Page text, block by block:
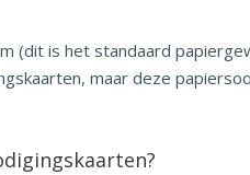
(dit is het standaard
maar deze